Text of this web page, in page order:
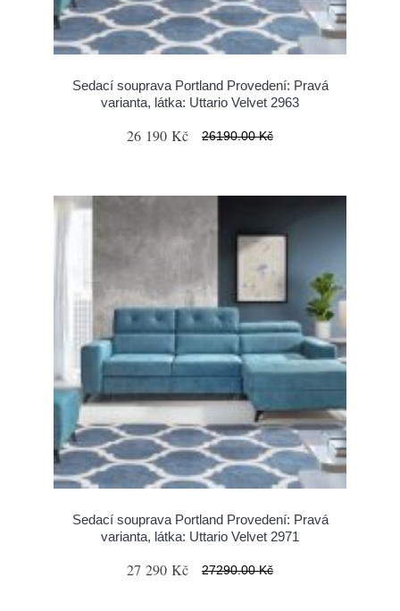
Sedací souprava Portland Provedení: Pravá
varianta, látka: Uttario Velvet 2963
26 190 Kč 26190.00 Kč
Sedací souprava Portland Provedení: Pravá
varianta, látka: Uttario Velvet 2971
27 290 Kč 27290.00 Kč